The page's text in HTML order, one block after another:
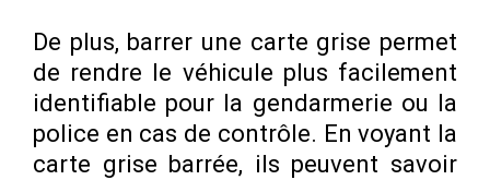
De plus, barrer une carte grise permet
de rendre le véhicule plus facilement
identifiable pour la gendarmerie ou la
police en cas de contrôle. En voyant la
carte grise barrée, ils peuvent savoir